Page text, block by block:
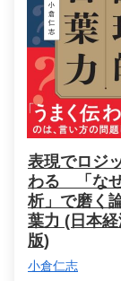
表現でロジ
わる 「な
析」で磨く
葉力 (日本
版)
小倉仁志